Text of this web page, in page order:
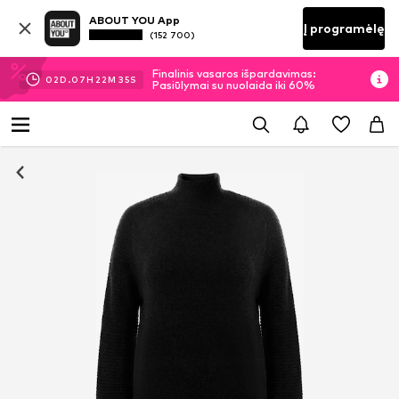
ABOUT YOU App
(152 700) Į programėlę
02D.07H 22M 34S
Finalinis vasaros išpardavimas:
Pasiūlymai su nuolaida iki 60%